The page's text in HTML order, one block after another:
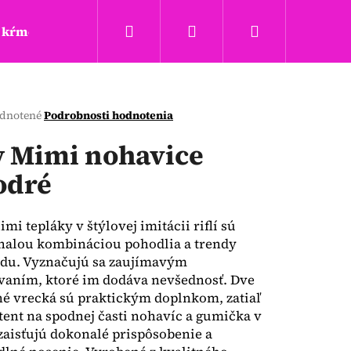
kŕmenie a hryzadla Täta rings Obchodné
Prihlásenie
Podrobnosti hodnotenia
Mimi nohavice
tepláky v štýlovej imitácii riflí sú
kombináciou pohodlia a trendy
Vyznačujú sa zaujímavým
ktoré im dodáva nevšednosť. Dve
vrecká sú praktickým doplnkom, zatiaľ
na spodnej časti nohavíc a gumička v
dokonalé prispôsobenie a
Nasledujúce